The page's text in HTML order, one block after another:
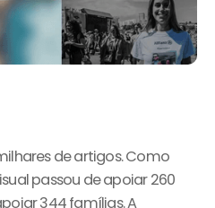
de artigos. Como
passou de apoiar 260
344 famílias. A